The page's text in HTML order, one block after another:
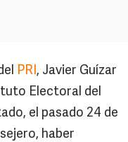
PRI, Javier Guízar
Electoral del
el pasado 24 de
haber